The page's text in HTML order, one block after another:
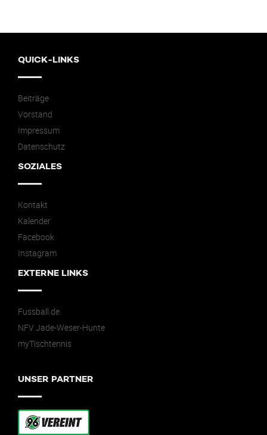
QUICK-LINKS
Beiträge
Vorstand
Impressum
Datenschutz
SOZIALES
Kontakt
Kalender
Facebook
Instagram
EXTERNE LINKS
Fussball.de
NFV Jade-Weser-Hunte
myTischtennis
UNSER PARTNER